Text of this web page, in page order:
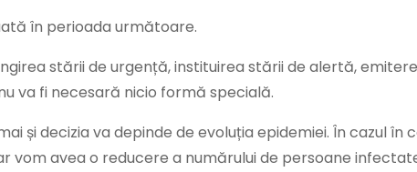
în perioada următoare.
stării de urgență, instituirea stării de alertă,
va fi necesară nicio formă specială.
și decizia va depinde de evoluția epidemiei. În cazul în
vom avea o reducere a numărului de persoane